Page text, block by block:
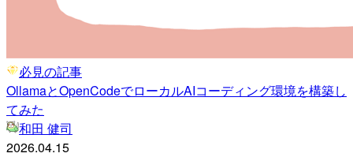
必見の記事
OllamaとOpenCodeでローカルAIコーディング環境を構築し
てみた
和田 健司
2026.04.15